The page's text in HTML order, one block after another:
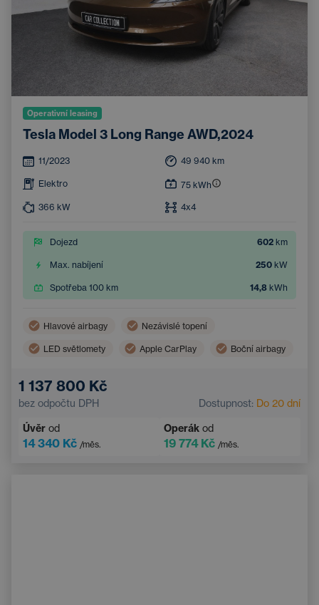
Operativní leasing
Tesla Model 3 Long Range AWD,2024
11/2023 49 940 km
Elektro 75 kWh
366 kW 4x4
Dojezd 602 km
Max. nabíjení 250 kW
Spotřeba 100 km 14,8 kWh
Hlavové airbagy Nezávislé topení
LED světlomety Apple CarPlay Boční airbagy
Panoramatická střecha
Vyhřívané čelní sklo
1 137 800 Kč
bez odpočtu DPH Dostupnost: Do 20 dní
Úvěr od
14 340 Kč /měs.
Operák od
19 774 Kč /měs.